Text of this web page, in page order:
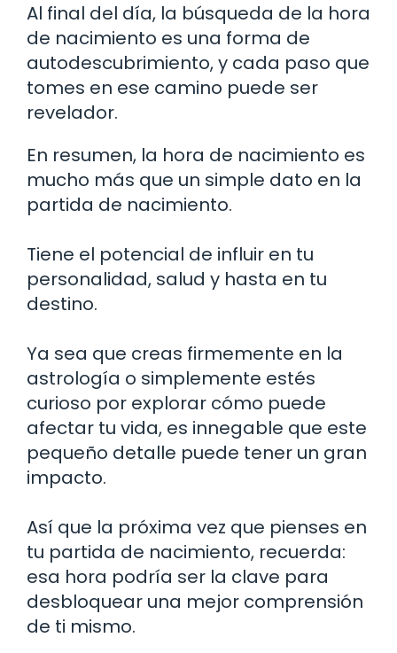
Al final del día, la búsqueda de la hora
de nacimiento es una forma de
autodescubrimiento, y cada paso que
tomes en ese camino puede ser
revelador.
En resumen, la hora de nacimiento es
mucho más que un simple dato en la
partida de nacimiento.
Tiene el potencial de influir en tu
personalidad, salud y hasta en tu
destino.
Ya sea que creas firmemente en la
astrología o simplemente estés
curioso por explorar cómo puede
afectar tu vida, es innegable que este
pequeño detalle puede tener un gran
impacto.
Así que la próxima vez que pienses en
tu partida de nacimiento, recuerda:
esa hora podría ser la clave para
desbloquear una mejor comprensión
de ti mismo.